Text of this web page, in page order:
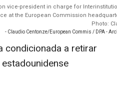
vice-president in charge for
at the European Commission
Photo:
- Claudio Centonze/European Commis / DPA -
condicionada a retirar